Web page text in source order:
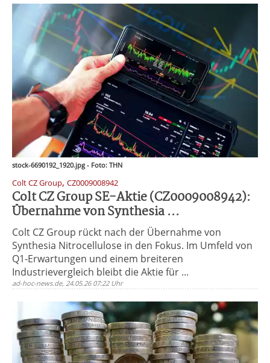
stock-6690192_1920.jpg - Foto: THN
Colt CZ Group, CZ0009008942
Colt CZ Group SE-Aktie (CZ0009008942):
Übernahme von Synthesia ...
Colt CZ Group rückt nach der Übernahme von
Synthesia Nitrocellulose in den Fokus. Im Umfeld von
Q1-Erwartungen und einem breiteren
Industrievergleich bleibt die Aktie für ...
ad-hoc-news.de, 24.05.26 07:22 Uhr